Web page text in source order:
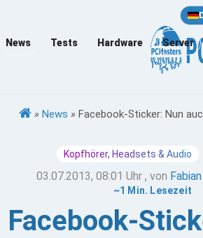
News Tests Hardware Server
» News » Facebook-Sticker: Nun
Kopfhörer, Headsets & Audio
03.07.2013, 08:01 Uhr , von
~1 Min. Lesezeit
Facebook-